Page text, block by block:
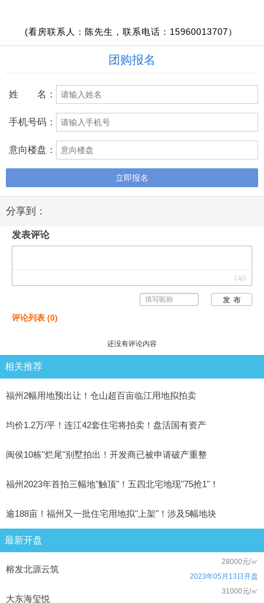
(看房联系人：陈先生，联系电话：15960013707）
团购报名
姓 名：
手机号码：
意向楼盘：
立即报名
分享到：
发表评论
140
发 布
评论列表 (0)
还没有评论内容
相关推荐
福州2幅用地预出让！仓山超百亩临江用地拟拍卖
均价1.2万/平！连江42套住宅将拍卖！盘活国有资产
闽侯10栋"烂尾"别墅拍出！开发商已被申请破产重整
福州2023年首拍三幅地"触顶"！五四北宅地现"75抢1"！
逾188亩！福州又一批住宅用地拟"上架"！涉及5幅地块
最新开盘
榕发北源云筑
28000元/㎡
2023年05月13日开盘
大东海玺悦
31000元/㎡